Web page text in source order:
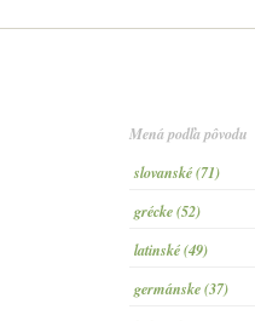
Mená podľa pôvodu
slovanské (71)
grécke (52)
latinské (49)
germánske (37)